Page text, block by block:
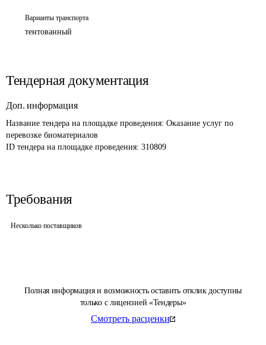
Полная информация и возможность оставить отклик доступны
только с лицензией «Тендеры»
Смотреть расценки
Варианты транспорта
тентованный
Тендерная документация
Доп. информация
Название тендера на площадке проведения: Оказание услуг по
перевозке биоматериалов
ID тендера на площадке проведения: 310809
Требования
Несколько поставщиков